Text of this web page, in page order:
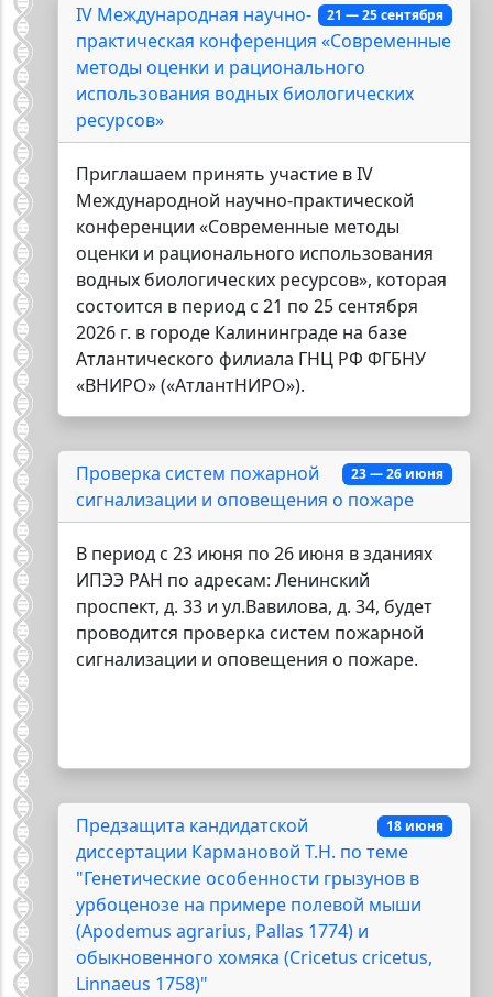
21 — 25 сентября
IV Международная научно-
практическая конференция «Современные
методы оценки и рационального
использования водных биологических
ресурсов»
Приглашаем принять участие в IV
Международной научно-практической
конференции «Современные методы
оценки и рационального использования
водных биологических ресурсов», которая
состоится в период с 21 по 25 сентября
2026 г. в городе Калининграде на базе
Атлантического филиала ГНЦ РФ ФГБНУ
«ВНИРО» («АтлантНИРО»).
23 — 26 июня
Проверка систем пожарной
сигнализации и оповещения о пожаре
В период с 23 июня по 26 июня в зданиях
ИПЭЭ РАН по адресам: Ленинский
проспект, д. 33 и ул.Вавилова, д. 34, будет
проводится проверка систем пожарной
сигнализации и оповещения о пожаре.
18 июня
Предзащита кандидатской
диссертации Кармановой Т.Н. по теме
"Генетические особенности грызунов в
урбоценозе на примере полевой мыши
(Apodemus agrarius, Pallas 1774) и
обыкновенного хомяка (Cricetus cricetus,
Linnaeus 1758)"